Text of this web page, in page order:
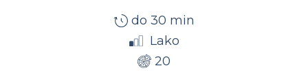
do 30 min
Lako
20